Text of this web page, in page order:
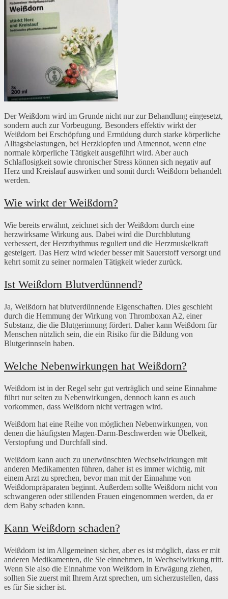
Der Weißdorn wird im Grunde nicht nur zur Behandlung eingesetzt,
sondern auch zur Vorbeugung. Besonders effektiv wirkt der
Weißdorn bei Erschöpfung und Ermüdung durch starke körperliche
Alltagsbelastungen, bei Herzklopfen und Atmennot, wenn eine
normale körperliche Tätigkeit ausgeführt wird. Aber auch
Schlaflosigkeit sowie chronischer Stress können sich negativ auf
Herz und Kreislauf auswirken und somit durch Weißdorn behandelt
werden.
Wie wirkt der Weißdorn?
Wie bereits erwähnt, zeichnet sich der Weißdorn durch eine
herzwirksame Wirkung aus. Dabei wird die Durchblutung
verbessert, der Herzrhythmus reguliert und die Herzmuskelkraft
gesteigert. Das Herz wird wieder besser mit Sauerstoff versorgt und
kehrt somit zu seiner normalen Tätigkeit wieder zurück.
Ist Weißdorn Blutverdünnend?
Ja, Weißdorn hat blutverdünnende Eigenschaften. Dies geschieht
durch die Hemmung der Wirkung von Thromboxan A2, einer
Substanz, die die Blutgerinnung fördert. Daher kann Weißdorn für
Menschen nützlich sein, die ein Risiko für die Bildung von
Blutgerinnseln haben.
Welche Nebenwirkungen hat Weißdorn?
Weißdorn ist in der Regel sehr gut verträglich und seine Einnahme
führt nur selten zu Nebenwirkungen, dennoch kann es auch
vorkommen, dass Weißdorn nicht vertragen wird.
Weißdorn hat eine Reihe von möglichen Nebenwirkungen, von
denen die häufigsten Magen-Darm-Beschwerden wie Übelkeit,
Verstopfung und Durchfall sind.
Weißdorn kann auch zu unerwünschten Wechselwirkungen mit
anderen Medikamenten führen, daher ist es immer wichtig, mit
einem Arzt zu sprechen, bevor man mit der Einnahme von
Weißdornpräparaten beginnt. Außerdem sollte Weißdorn nicht von
schwangeren oder stillenden Frauen eingenommen werden, da er
dem Baby schaden kann.
Kann Weißdorn schaden?
Weißdorn ist im Allgemeinen sicher, aber es ist möglich, dass er mit
anderen Medikamenten, die Sie einnehmen, in Wechselwirkung tritt.
Wenn Sie also die Einnahme von Weißdorn in Erwägung ziehen,
sollten Sie zuerst mit Ihrem Arzt sprechen, um sicherzustellen, dass
es für Sie sicher ist.